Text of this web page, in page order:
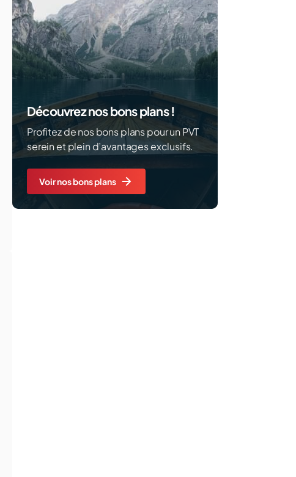
Découvrez nos bons plans !
Profitez de nos bons plans pour un PVT
serein et plein d’avantages exclusifs.
Voir nos bons plans